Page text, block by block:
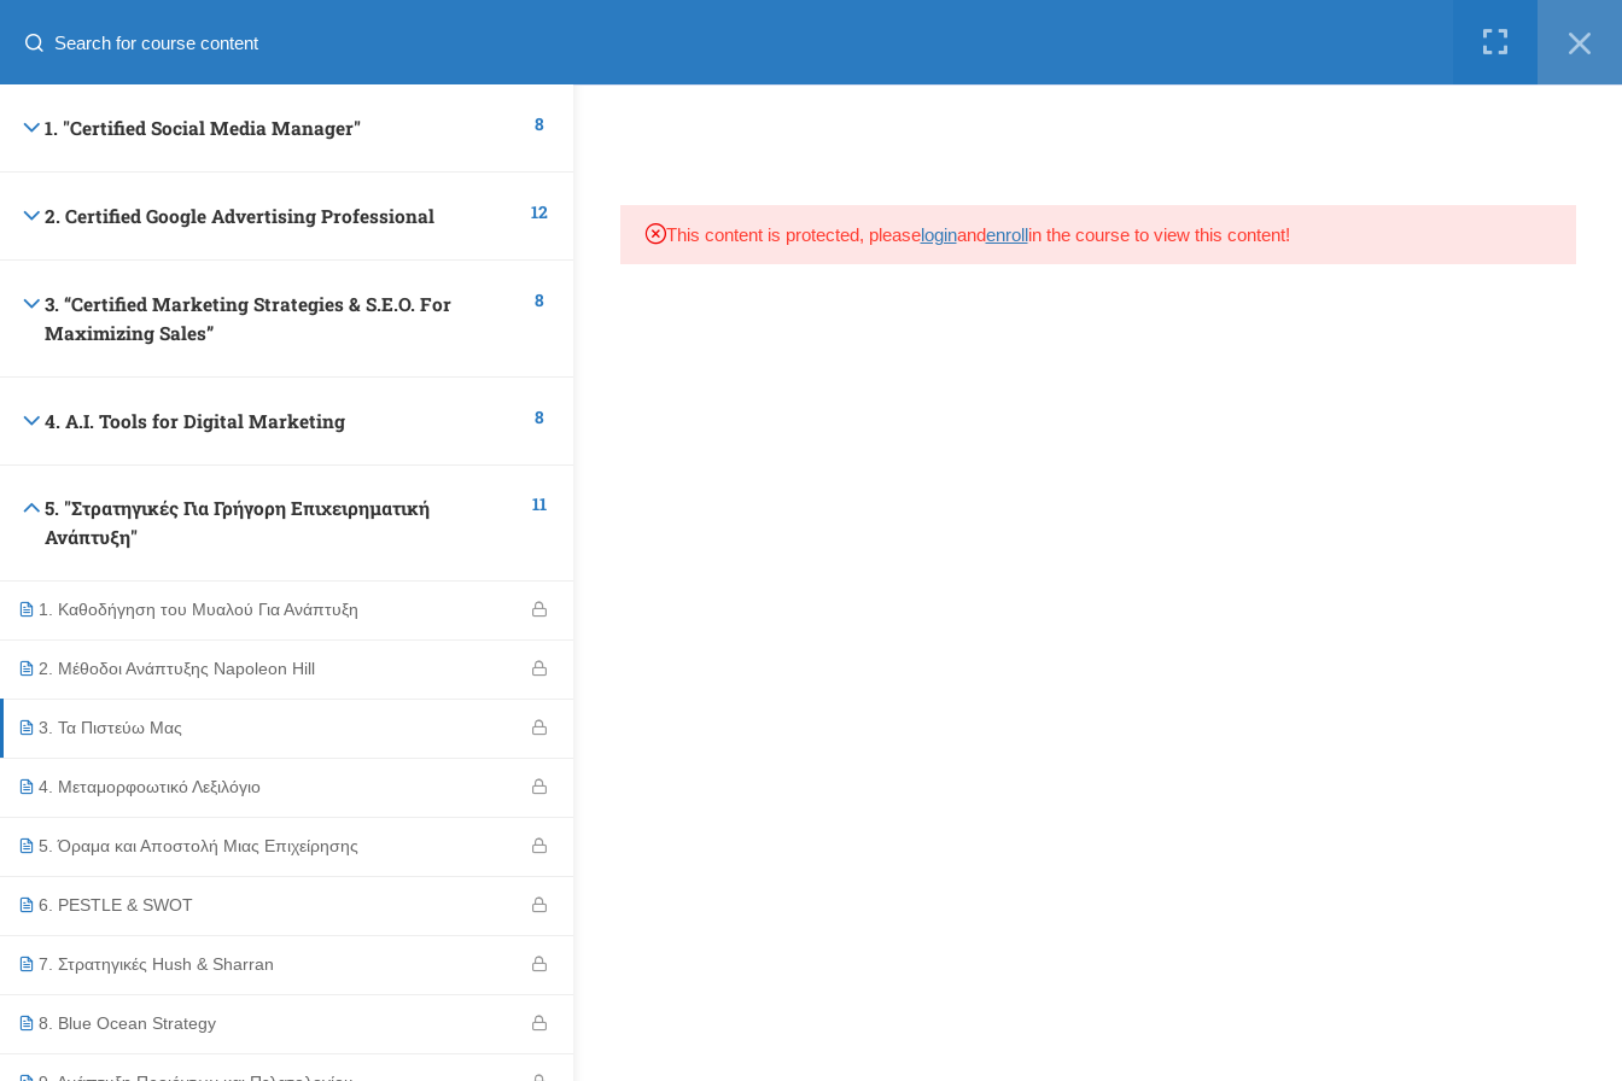
Ελληνικα
1. "Certified Social Media Manager" 8
2. Certified Google Advertising Professional 12
3. “Certified Marketing Strategies & S.E.O. For
Maximizing Sales”
8
4. A.I. Tools for Digital Marketing 8
5. "Στρατηγικές Για Γρήγορη Επιχειρηματική
Ανάπτυξη"
11
1. Καθοδήγηση του Μυαλού Για Ανάπτυξη
2. Μέθοδοι Ανάπτυξης Napoleon Hill
3. Τα Πιστεύω Μας
4. Μεταμορφοωτικό Λεξιλόγιο
5. Όραμα και Αποστολή Μιας Επιχείρησης
6. PESTLE & SWOT
7. Στρατηγικές Hush & Sharran
8. Blue Ocean Strategy
This content is protected, pleaseloginandenrollin the course to view this content!
Copyright © 2016 Adonis Business Academy, All Rights Reserved.
Facebook
TwitterLinkedInInstagramYoutube